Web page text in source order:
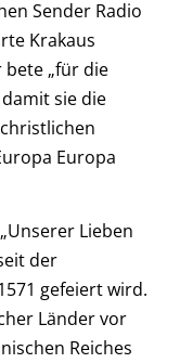
Sender Radio
Krakaus
bete „für die
sie die
Europa
Lieben
der
gefeiert wird.
Länder vor
Reiches